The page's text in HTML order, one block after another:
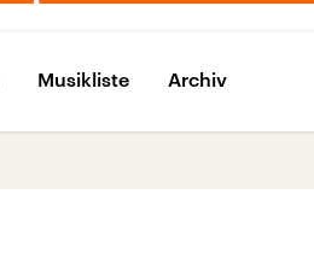
Musikliste Archiv